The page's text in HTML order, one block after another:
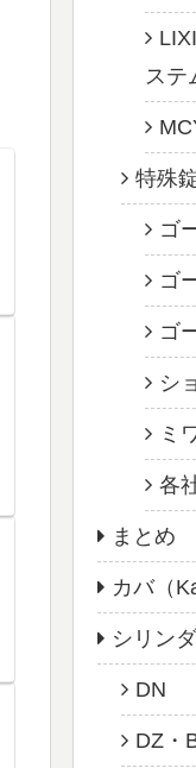
ステ
特殊
ゴ
ゴ
ゴ
シ
ミ
各
まとめ
カバ（
シリン
DN
DZ・